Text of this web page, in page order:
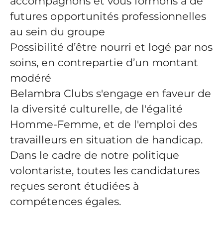
futures opportunités professionnelles
au sein du groupe
Possibilité d’être nourri et logé par nos
soins, en contrepartie d’un montant
modéré
Belambra Clubs s'engage en faveur de
la diversité culturelle, de l'égalité
Homme-Femme, et de l'emploi des
travailleurs en situation de handicap.
Dans le cadre de notre politique
volontariste, toutes les candidatures
reçues seront étudiées à
compétences égales.